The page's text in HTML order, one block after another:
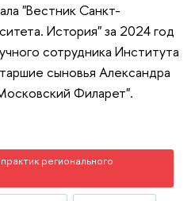
"Вестник Санкт-
История" за 2024 год
сотрудника Института
сыновья Александра
Филарет".
регионального